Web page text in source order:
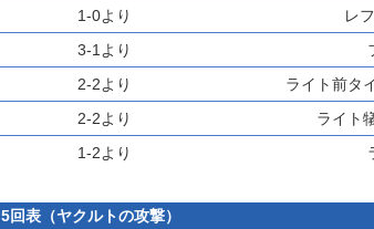
1-0より
レ
3-1より
2-2より
ライト前タ
2-2より
ライト
1-2より
5回表（ヤクルトの攻撃）